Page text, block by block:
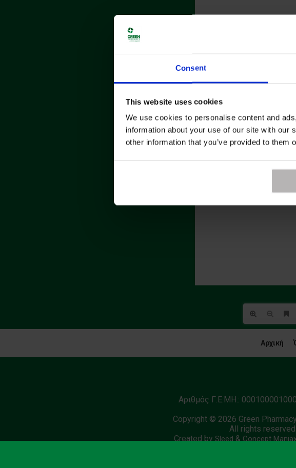
Consent
This website uses cookies
We use cookies to personalise content and
information about your use of our site with our
other information that you’ve provided to
Αρχική
Αριθμός Γ.Ε.ΜΗ.: 000100001000
Copyright © 2026 Green Pharmacy
All rights reserved.
Created bySleed&Concept